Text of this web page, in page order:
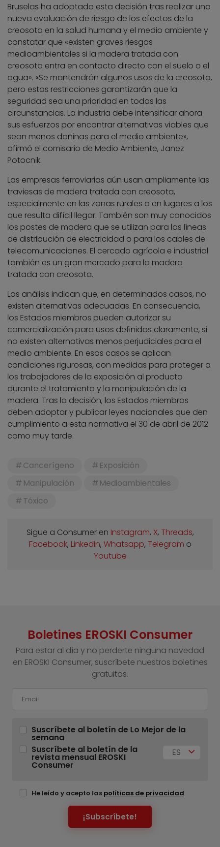
Bruselas ha adoptado esta decisión tras realizar una
nueva evaluación de riesgo de los efectos de la
creosota en la salud humana y el medio ambiente y
constatar que «existen graves riesgos
medioambientales si la madera tratada con
creosota entra en contacto directo con el suelo o el
agua». «Se mantendrán algunos usos de la creosota,
pero estas restricciones garantizarán que la
seguridad sea una prioridad en todas las
circunstancias. La industria debe intensificar ahora
sus esfuerzos por encontrar alternativas viables que
sean menos dañinas para el medio ambiente»,
afirmó el comisario de Medio Ambiente, Janez
Potocnik.
Las empresas ferroviarias aún usan ampliamente las
traviesas de madera tratada con creosota,
especialmente en las zonas rurales o en lugares a los
que resulta difícil llegar. También son muy conocidos
los postes de madera que se utilizan para las líneas
de distribución de electricidad o para los cables de
telecomunicaciones. El cercado agrícola e industrial
también es un gran mercado para la madera
tratada con creosota.
Los análisis indican que, en determinados casos, no
existen alternativas adecuadas. En consecuencia,
los Estados miembros pueden autorizar su
comercialización para usos definidos claramente, si
no existen alternativas menos perjudiciales para el
medio ambiente. En esos casos se aplican
condiciones rigurosas, con medidas para proteger a
los trabajadores de la exposición al producto
durante el tratamiento y la manipulación de la
madera. Tras la decisión, los Estados miembros
deben adoptar y publicar leyes nacionales que den
cumplimiento a esta normativa el 30 de abril de 2012
como muy tarde.
Cancerígeno
Exposición
Manipulación
Medioambientales
Tóxico
Sigue a Consumer en Instagram, X, Threads,
Facebook, Linkedin, Whatsapp, Telegram o
Youtube
Boletines EROSKI Consumer
Para estar al día y no perderte ninguna novedad
en EROSKI Consumer, suscríbete nuestros boletines
gratuitos.
Suscríbete al boletín de Lo Mejor de la
semana
Suscríbete al boletín de la
revista mensual EROSKI
Consumer
ES
He leído y acepto las políticas de privacidad
¡Subscríbete!